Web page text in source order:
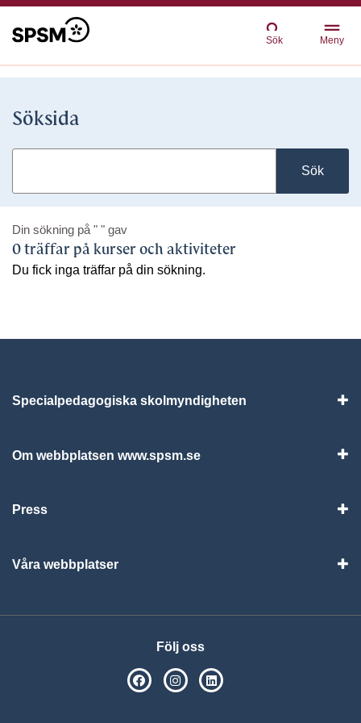
Sök Meny
Söksida
Sök
Din sökning på " " gav
0 träffar på kurser och aktiviteter
Du fick inga träffar på din sökning.
Specialpedagogiska skolmyndigheten
Om webbplatsen www.spsm.se
Press
Våra webbplatser
Följ oss
SPSM på Facebook
SPSM på Instagram